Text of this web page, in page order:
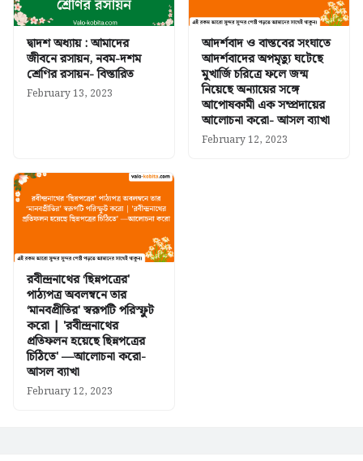
দ্বাদশ অধ্যায় : আমাদের
জীবনে রসায়ন, নবম-দশম
শ্রেণির রসায়ন- বিস্তারিত
February 13, 2023
আদর্শবাদ ও বাস্তবের সংঘাতে
আদর্শবাদের অপমৃত্যু ঘটেছে
মুখার্জি চরিত্রে ফলে জন্ম
নিয়েছে অন্যায়ের সঙ্গে
আপোষকামী এক সম্প্রদায়ের
আলোচনা করো- আসল ব্যাখা
February 12, 2023
রবীন্দ্রনাথের ‘ছিন্নপত্রের'
পাঠ্যপত্র অবলম্বনে তার
‘মানবপ্রীতির' স্বরূপটি পরিস্ফুট
করো | 'রবীন্দ্রনাথের
প্রতিফলন হয়েছে ছিন্নপত্রের
চিঠিতে' —আলোচনা করো-
আসল ব্যাখা
February 12, 2023